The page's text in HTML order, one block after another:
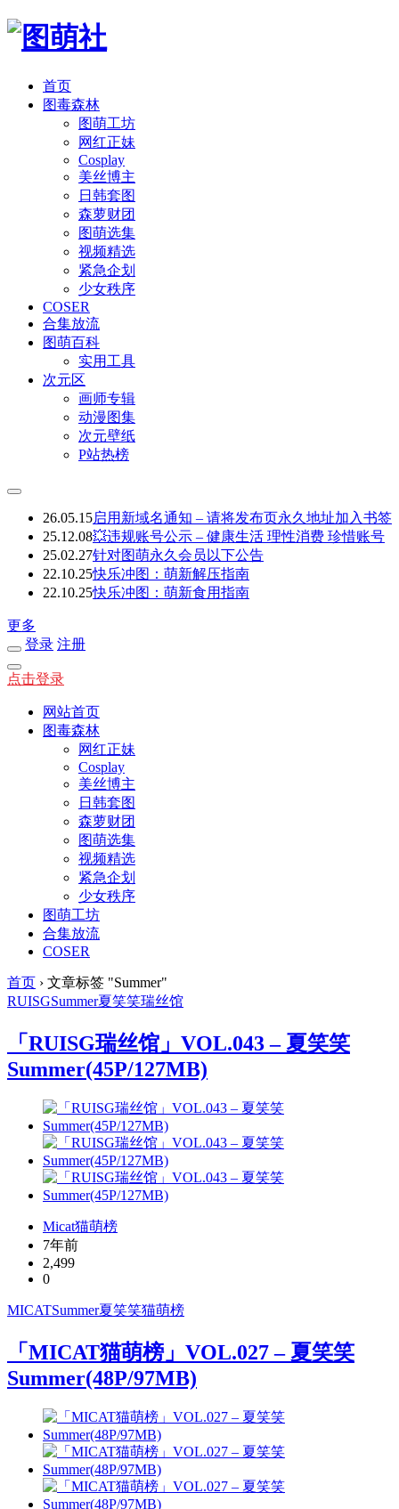
首页
图毒森林
图萌工坊
网红正妹
Cosplay
美丝博主
日韩套图
森萝财团
图萌选集
视频精选
紧急企划
少女秩序
COSER
合集放流
图萌百科
实用工具
次元区
画师专辑
动漫图集
次元壁纸
P站热榜
26.05.15启用新域名通知 – 请将发布页永久地址加入书签
25.12.08💥违规账号公示 – 健康生活 理性消费 珍惜账号
25.02.27针对图萌永久会员以下公告
22.10.25快乐冲图：萌新解压指南
22.10.25快乐冲图：萌新食用指南
更多
登录 注册
点击登录
网站首页
图毒森林
网红正妹
Cosplay
美丝博主
日韩套图
森萝财团
图萌选集
视频精选
紧急企划
少女秩序
图萌工坊
合集放流
COSER
首页 › 文章标签 "Summer"
RUISGSummer夏笑笑瑞丝馆
「RUISG瑞丝馆」VOL.043 – 夏笑笑
Summer(45P/127MB)
Micat猫萌榜
7年前
2,499
0
MICATSummer夏笑笑猫萌榜
「MICAT猫萌榜」VOL.027 – 夏笑笑
Summer(48P/97MB)